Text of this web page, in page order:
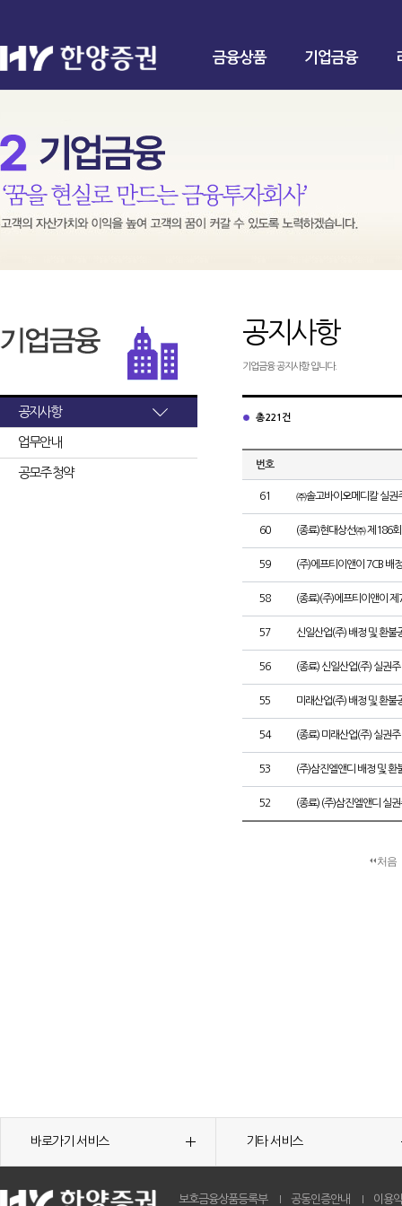
금융상품 기업금융
공지사항
업무안내
공모주 청약
공지사항
기업금융 공지사항 입니다.
총 221건
번호
61 ㈜솔고바이오메디칼 실권
60 (종료)현대상선㈜ 제186
59 (주)에프티이앤이 7CB 배
58 (종료)(주)에프티이앤이
57 신일산업(주) 배정 및 환불
56 (종료) 신일산업(주) 실권
55 미래산업(주) 배정 및 환불
54 (종료) 미래산업(주) 실권
53 (주)삼진엘앤디 배정 및 환
52 (종료) (주)삼진엘앤디 실
처음
바로가기 서비스 기타 서비스
보호금융상품등록부 공동인증안내 이용